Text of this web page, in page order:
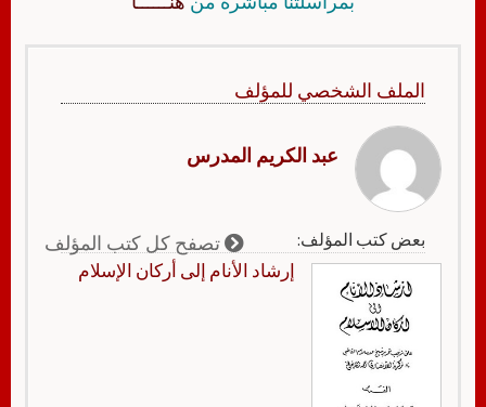
الملف الشخصي للمؤلف
عبد الكريم المدرس
بعض كتب المؤلف: تصفح كل كتب المؤلف
إرشاد الأنام إلى أركان الإسلام